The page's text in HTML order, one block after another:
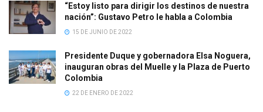
“Estoy listo para dirigir los destinos de nuestra
nación”: Gustavo Petro le habla a Colombia
15 DE JUNIO DE 2022
Presidente Duque y gobernadora Elsa Noguera,
inauguran obras del Muelle y la Plaza de Puerto
Colombia
22 DE ENERO DE 2022